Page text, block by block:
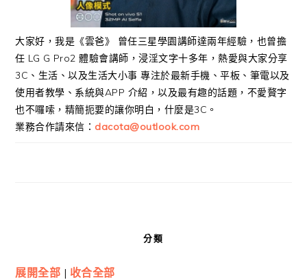
大家好，我是《雲爸》 曾任三星學園講師達兩年經驗，也曾擔
任 LG G Pro2 體驗會講師，浸淫文字十多年，熱愛與大家分享
3C、生活、以及生活大小事 專注於最新手機、平板、筆電以及
使用者教學、系統與APP 介紹，以及最有趣的話題，不愛贅字
也不囉嗦，精簡扼要的讓你明白，什麼是3C。
業務合作請來信： dacota@outlook.com
分類
展開全部 | 收合全部